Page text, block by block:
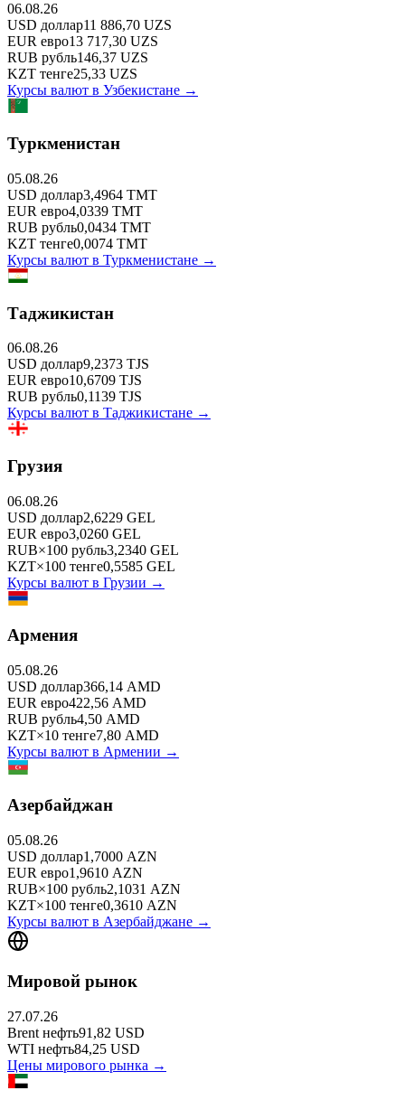
06.08.26
USD доллар11 886,70 UZS
EUR евро13 717,30 UZS
RUB рубль146,37 UZS
KZT тенге25,33 UZS
Курсы валют в Узбекистане →
Туркменистан
05.08.26
USD доллар3,4964 TMT
EUR евро4,0339 TMT
RUB рубль0,0434 TMT
KZT тенге0,0074 TMT
Курсы валют в Туркменистане →
Таджикистан
06.08.26
USD доллар9,2373 TJS
EUR евро10,6709 TJS
RUB рубль0,1139 TJS
Курсы валют в Таджикистане →
Грузия
06.08.26
USD доллар2,6229 GEL
EUR евро3,0260 GEL
RUB×100 рубль3,2340 GEL
KZT×100 тенге0,5585 GEL
Курсы валют в Грузии →
Армения
05.08.26
USD доллар366,14 AMD
EUR евро422,56 AMD
RUB рубль4,50 AMD
KZT×10 тенге7,80 AMD
Курсы валют в Армении →
Азербайджан
05.08.26
USD доллар1,7000 AZN
EUR евро1,9610 AZN
RUB×100 рубль2,1031 AZN
KZT×100 тенге0,3610 AZN
Курсы валют в Азербайджане →
Мировой рынок
27.07.26
Brent нефть91,82 USD
WTI нефть84,25 USD
Цены мирового рынка →